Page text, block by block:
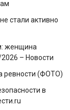
стали активно
женщина
– Новости
ревности (ФОТО)
в